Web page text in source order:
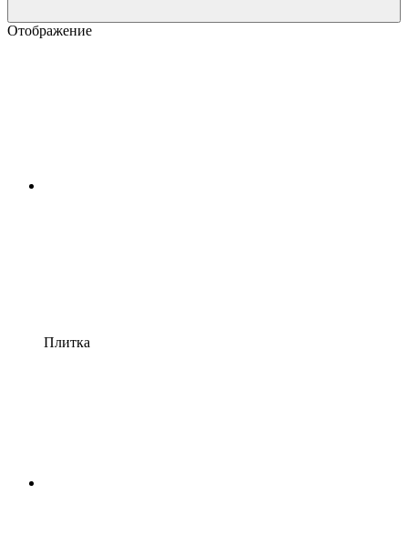
Отображение
Плитка